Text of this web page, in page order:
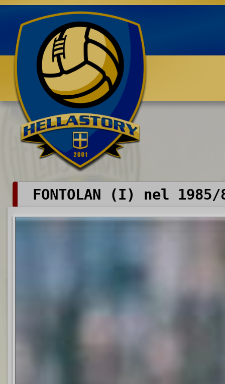
Benvenuti su HELLASTORY.net
FONTOLAN (I) nel 1985/